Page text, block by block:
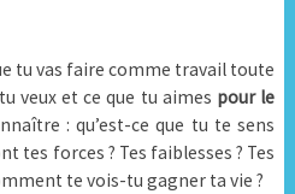
tu vas faire comme travail toute
veux et ce que tu aimes pour le
: qu’est-ce que tu te sens
tes forces ? Tes faiblesses ? Tes
te vois-tu gagner ta vie ?